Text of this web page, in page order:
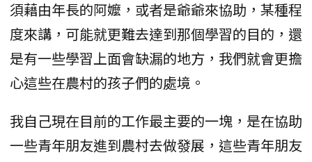
須藉由年長的阿嬤，或者是爺爺來協助，某種程
度來講，可能就更難去達到那個學習的目的，還
是有一些學習上面會缺漏的地方，我們就會更擔
心這些在農村的孩子們的處境。
我自己現在目前的工作最主要的一塊，是在協助
一些青年朋友進到農村去做發展，這些青年朋友